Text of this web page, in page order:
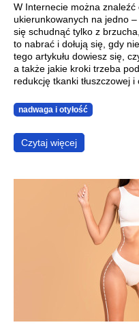
W Internecie można znaleźć
ukierunkowanych na jedno
się schudnąć tylko z
to nabrać i dołują się, gdy
tego artykułu dowiesz się,
a także jakie kroki trzeba
redukcję tkanki tłuszczowej i
nadwaga i otyłość
Czytaj więcej